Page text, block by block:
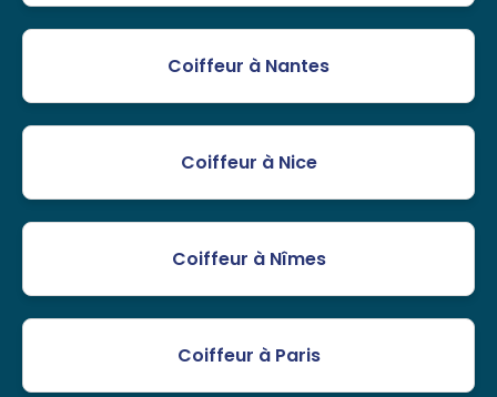
Coiffeur à Nantes
Coiffeur à Nice
Coiffeur à Nîmes
Coiffeur à Paris